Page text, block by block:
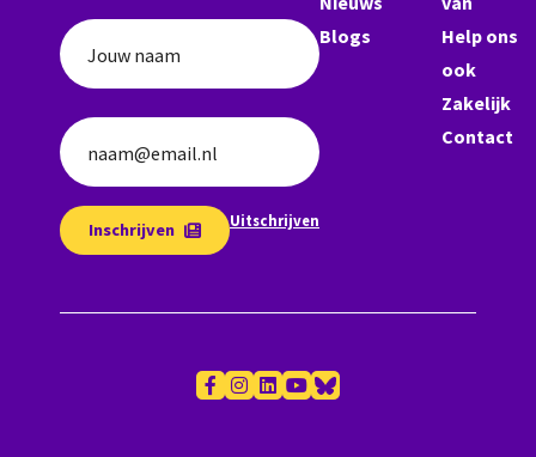
Jouw naam
naam@email.nl
Inschrijven Uitschrijven
Blogs
Help ons
ook
Zakelijk
Contact